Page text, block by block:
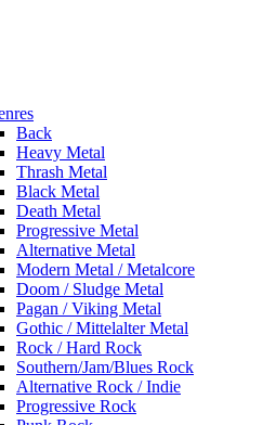
Back
Heavy Metal
Thrash Metal
Black Metal
Death Metal
Progressive Metal
Alternative Metal
Modern Metal / Metalcore
Doom / Sludge Metal
Pagan / Viking Metal
Gothic / Mittelalter Metal
Rock / Hard Rock
Southern/Jam/Blues Rock
Alternative Rock / Indie
Progressive Rock